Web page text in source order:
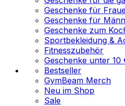
Geschenke für
Geschenke für
Geschenke zum
Sportbekleidung &
Fitnesszubehör
Geschenke unter 10
Bestseller
GymBeam Merch
Neu im Shop
Sale